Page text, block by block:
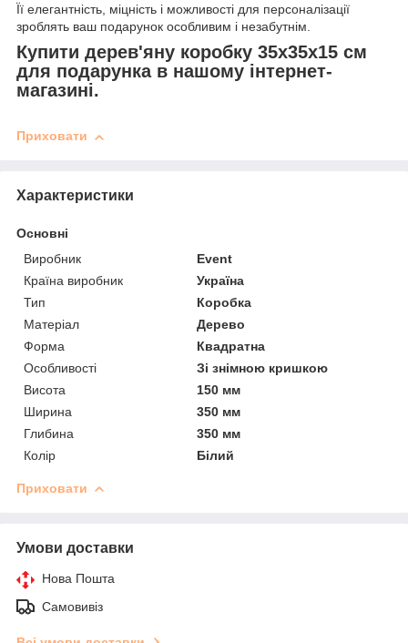
Її елегантність, міцність і можливості для персоналізації
зроблять ваш подарунок особливим і незабутнім.
Купити дерев'яну коробку 35х35х15 см
для подарунка в нашому інтернет-
магазині.
Приховати
Характеристики
Основні
Виробник
Event
Країна виробник
Україна
Тип
Коробка
Матеріал
Дерево
Форма
Квадратна
Особливості
Зі знімною кришкою
Висота
150 мм
Ширина
350 мм
Глибина
350 мм
Колір
Білий
Приховати
Умови доставки
Нова Пошта
Самовивіз